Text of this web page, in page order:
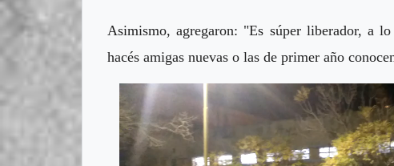
Asimismo, agregaron: "Es súper liberador, a
hacés amigas nuevas o las de primer año